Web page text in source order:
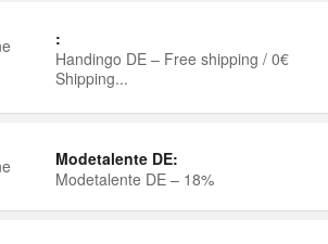
:
Handingo DE – Free shipping / 0€
Shipping...
Modetalente DE:
Modetalente DE – 18%